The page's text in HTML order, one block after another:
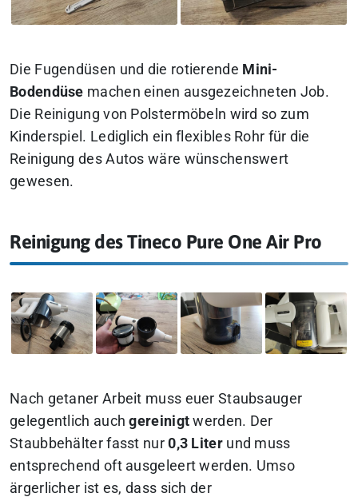
Die Fugendüsen und die rotierende Mini-
Bodendüse machen einen ausgezeichneten Job.
Die Reinigung von Polstermöbeln wird so zum
Kinderspiel. Lediglich ein flexibles Rohr für die
Reinigung des Autos wäre wünschenswert
gewesen.
Reinigung des Tineco Pure One Air Pro
Nach getaner Arbeit muss euer Staubsauger
gelegentlich auchgereinigt werden. Der
Staubbehälter fasst nur0,3 Literund muss
entsprechend oft ausgeleert werden. Umso
ärgerlicher ist es, dass sich der